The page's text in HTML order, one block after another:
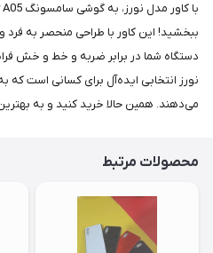
ببخشید! این کاور با طراحی منحصر به
دستگاه شما در برابر ضربه و خط و خش
نورز انتخابی ایده‌آل برای کسانی است که
می‌دهند. همین حالا خرید کنید و به
محصولات مرتبط